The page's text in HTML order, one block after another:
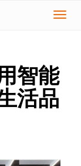
切
智能
活品